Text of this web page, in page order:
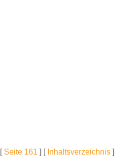
Seite 161 ] [ Inhaltsverzeichnis ]